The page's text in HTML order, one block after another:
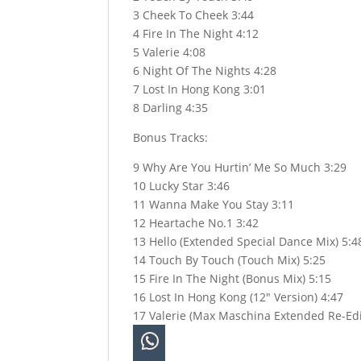
3 Cheek To Cheek 3:44
4 Fire In The Night 4:12
5 Valerie 4:08
6 Night Of The Nights 4:28
7 Lost In Hong Kong 3:01
8 Darling 4:35
Bonus Tracks:
9 Why Are You Hurtin’ Me So Much 3:29
10 Lucky Star 3:46
11 Wanna Make You Stay 3:11
12 Heartache No.1 3:42
13 Hello (Extended Special Dance Mix)
14 Touch By Touch (Touch Mix) 5:25
15 Fire In The Night (Bonus Mix) 5:15
16 Lost In Hong Kong (12″ Version) 4:47
17 Valerie (Max Maschina Extended Re-